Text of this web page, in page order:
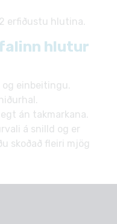
erfiðustu hlutina.
falinn hlutur
einbeitingu.
án takmarkana.
á snilld og er
skoðað fleiri mjög